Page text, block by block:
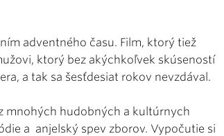
adventného času. Film, ktorý tiež
ktorý bez akýchkoľvek skúseností
a tak sa šesťdesiat rokov nevzdával.
mnohých hudobných a kultúrnych
a anjelský spev zborov. Vypočutie si